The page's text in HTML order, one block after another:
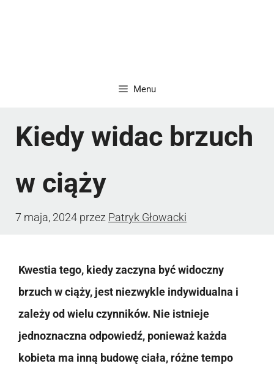
Menu
Kiedy widac brzuch
w ciąży
7 maja, 2024 przez Patryk Głowacki
Kwestia tego, kiedy zaczyna być widoczny
brzuch w ciąży, jest niezwykle indywidualna i
zależy od wielu czynników. Nie istnieje
jednoznaczna odpowiedź, ponieważ każda
kobieta ma inną budowę ciała, różne tempo